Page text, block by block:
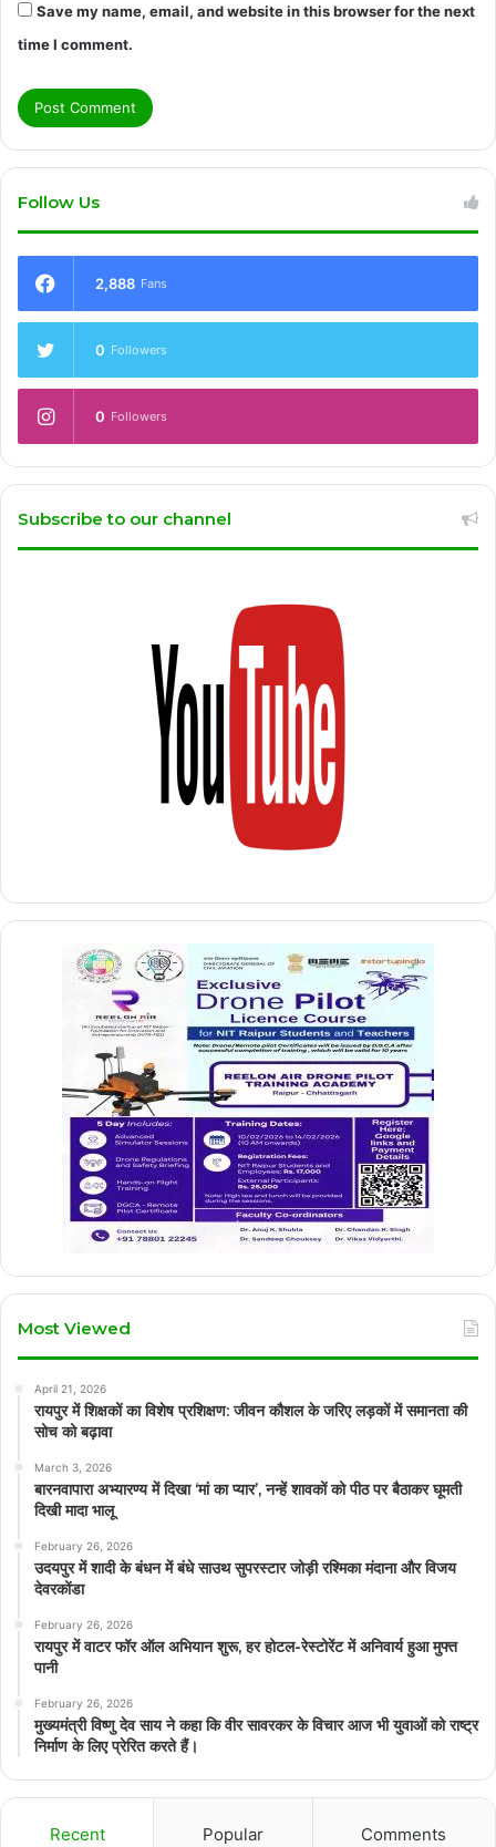
Save my name, email, and website in this browser for the next
time I comment.
Follow Us
2,888 Fans
0 Followers
0 Followers
Subscribe to our channel
Most Viewed
April 21, 2026
रायपुर में शिक्षकों का विशेष प्रशिक्षण: जीवन कौशल के जरिए लड़कों में समानता की
सोच को बढ़ावा
March 3, 2026
बारनवापारा अभ्यारण्य में दिखा ‘मां का प्यार’, नन्हें शावकों को पीठ पर बैठाकर घूमती
दिखी मादा भालू
February 26, 2026
उदयपुर में शादी के बंधन में बंधे साउथ सुपरस्टार जोड़ी रश्मिका मंदाना और विजय
देवरकोंडा
February 26, 2026
रायपुर में वाटर फॉर ऑल अभियान शुरू, हर होटल-रेस्टोरेंट में अनिवार्य हुआ मुफ्त
पानी
February 26, 2026
मुख्यमंत्री विष्णु देव साय ने कहा कि वीर सावरकर के विचार आज भी युवाओं को राष्ट्र
निर्माण के लिए प्रेरित करते हैं।
Recent Popular Comments